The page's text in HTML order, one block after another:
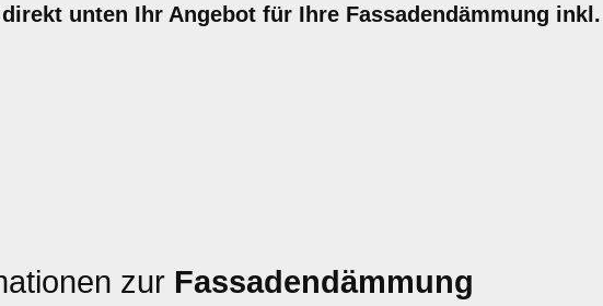
unten Ihr Angebot für Ihre Fassadendämmung
zur Fassadendämmung